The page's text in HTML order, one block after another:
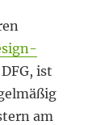
ist
am